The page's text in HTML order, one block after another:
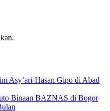
Asy’ari-Hasan Gipo di Abad
Binaan BAZNAS di Bogor